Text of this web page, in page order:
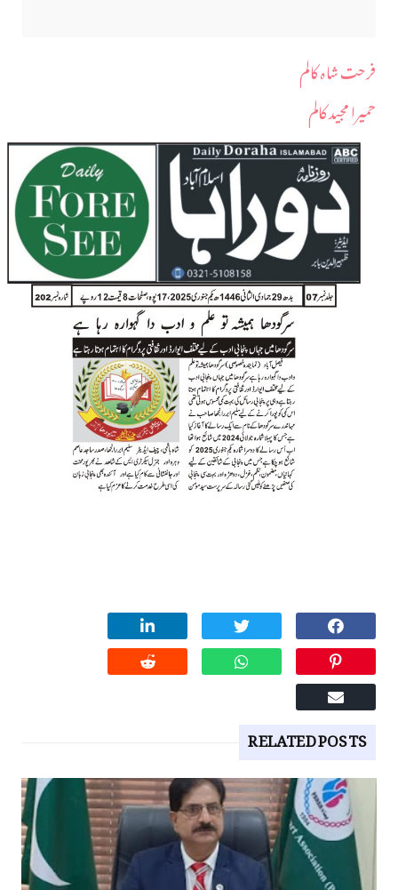
فرحت شاہ کالم
حمیرا مجید کالم
RELATED POSTS